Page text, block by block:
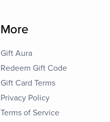
More
Gift Aura
Redeem Gift Code
Gift Card Terms
Privacy Policy
Terms of Service